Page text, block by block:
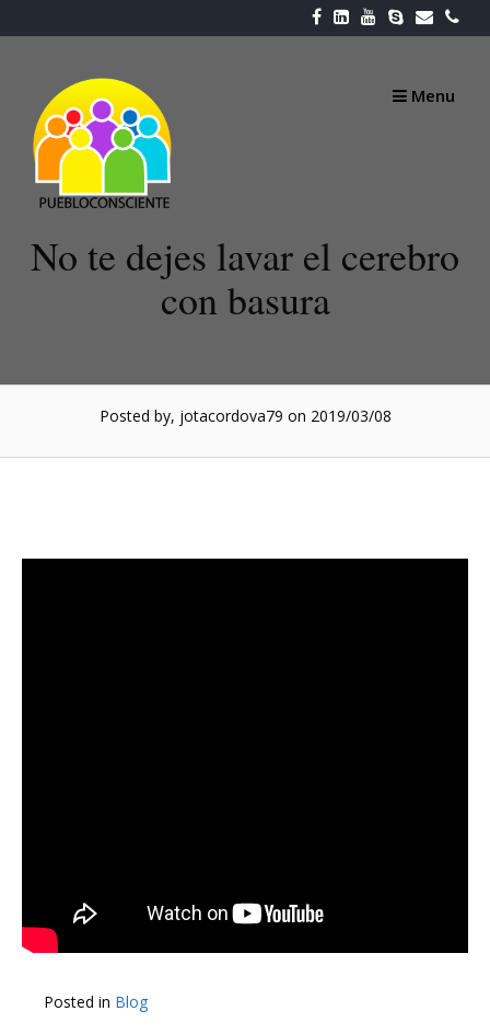
to
Menu
No te dejes lavar el cerebro
con basura
Posted by, jotacordova79 on 2019/03/08
Posted in Blog